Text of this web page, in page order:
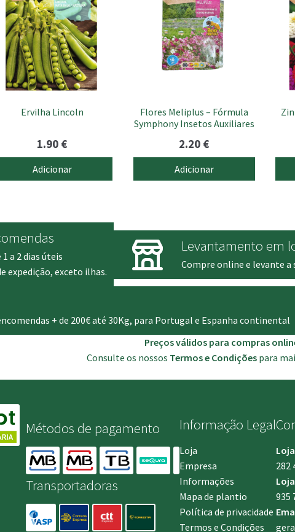
Ervilha Lincoln
1.90 €
Adicionar
Flores Meliplus – Fórmula
Symphony Insetos Auxiliares
2.20 €
Adicionar
a 2 dias úteis
expedição, exceto ilhas.
Levantamento em
Compre online e levante a
+ de 200€ até 30Kg, para Portugal e Espanha continental
Preços válidos para compras
Consulte os nossos Termos e Condições para
Métodos de pagamento
Transportadoras
Informação Legal
Loja
Empresa
Informações
Mapa de plantio
Política de privacidade
Termos e Condições
282
935